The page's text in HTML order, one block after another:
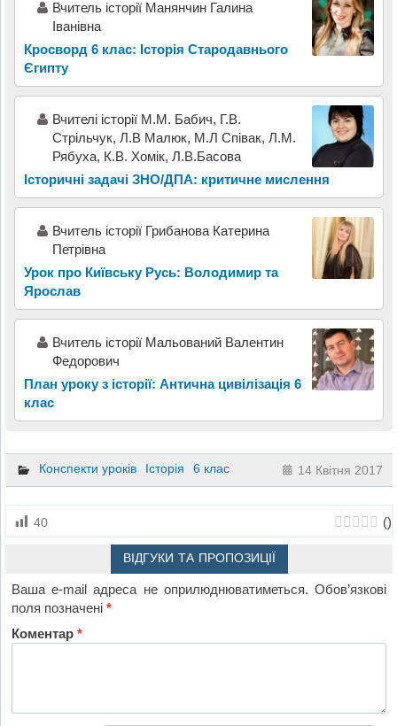
Вчитель історії Манянчин Галина
Іванівна
Кросворд 6 клас: Історія Стародавнього
Єгипту
Вчителі історії М.М. Бабич, Г.В.
Стрільчук, Л.В Малюк, М.Л Співак, Л.М.
Рябуха, К.В. Хомік, Л.В.Басова
Історичні задачі ЗНО/ДПА: критичне мислення
Вчитель історії Грибанова Катерина
Петрівна
Урок про Київську Русь: Володимир та
Ярослав
Вчитель історії Мальований Валентин
Федорович
План уроку з історії: Антична цивілізація 6
клас
Конспекти уроків Історія 6 клас 14 Квітня 2017
40 ()
ВІДГУКИ ТА ПРОПОЗИЦІЇ
Ваша e-mail адреса не оприлюднюватиметься. Обов’язкові
поля позначені*
Коментар*